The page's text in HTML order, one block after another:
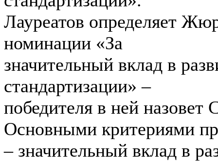
Лауреатов определяет
номинации «За
значительный вклад в
стандартизации» –
победителя в ней назовет
Основными критериями
– значительный вклад в